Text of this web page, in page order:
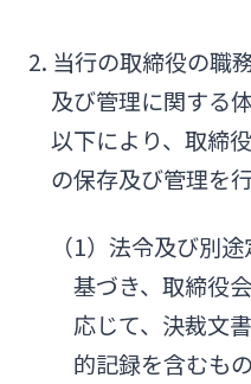
2. 当行の取締役の職
及び管理に関する
以下により、取締
の保存及び管理を
（1）法令及び別
基づき、取締役
応じて、決裁文
的記録を含むも